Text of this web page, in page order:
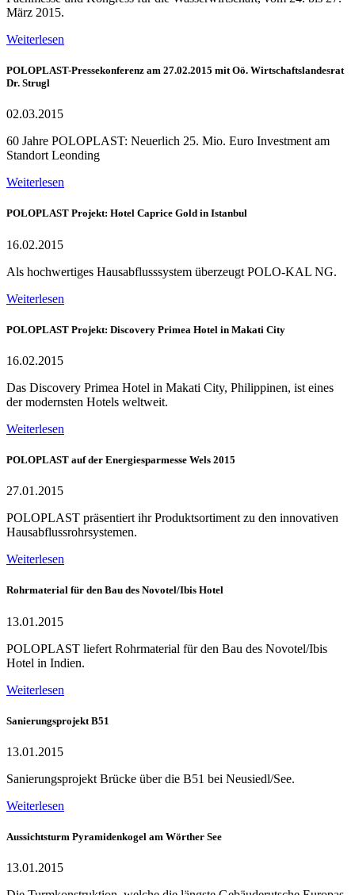
März 2015.
Weiterlesen
POLOPLAST-Pressekonferenz am 27.02.2015 mit Oö. Wirtschaftslandesrat
Dr. Strugl
02.03.2015
60 Jahre POLOPLAST: Neuerlich 25. Mio. Euro Investment am
Standort Leonding
Weiterlesen
POLOPLAST Projekt: Hotel Caprice Gold in Istanbul
16.02.2015
Als hochwertiges Hausabflusssystem überzeugt POLO-KAL NG.
Weiterlesen
POLOPLAST Projekt: Discovery Primea Hotel in Makati City
16.02.2015
Das Discovery Primea Hotel in Makati City, Philippinen, ist eines
der modernsten Hotels weltweit.
Weiterlesen
POLOPLAST auf der Energiesparmesse Wels 2015
27.01.2015
POLOPLAST präsentiert ihr Produktsortiment zu den innovativen
Hausabflussrohrsystemen.
Weiterlesen
Rohrmaterial für den Bau des Novotel/Ibis Hotel
13.01.2015
POLOPLAST liefert Rohrmaterial für den Bau des Novotel/Ibis
Hotel in Indien.
Weiterlesen
Sanierungsprojekt B51
13.01.2015
Sanierungsprojekt Brücke über die B51 bei Neusiedl/See.
Weiterlesen
Aussichtsturm Pyramidenkogel am Wörther See
13.01.2015